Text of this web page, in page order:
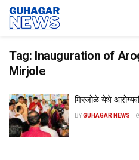
Tag: Inauguration of
Mirjole
मिरजोळे येथे
BYGUHAGAR NEWS